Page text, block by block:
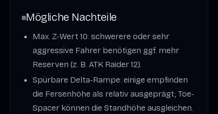
Mögliche Nachteile
Max. Z-Wert 10: schwerere oder sehr
aggressive Fahrer benötigen ggf. mehr
Reserven (z. B. ATK Raider 12).
Spürbare Delta-Rampe: einige empfinden
die Fersenhöhe als relativ ausgeprägt; Toe-
Spacer können die Standhöhe ausgleichen.